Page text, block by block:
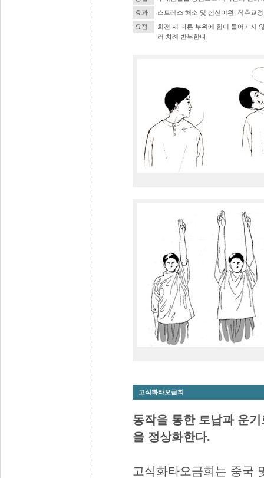
효과
스트레스 해소 및 심신이완, 척추교
요점
회전 시 다른 부위에 힘이 들어가지
러 차례 반복한다.
고식화타오금희
동작을 통한 토납과 운
을 정상화한다.
고식화타오금희는 중국